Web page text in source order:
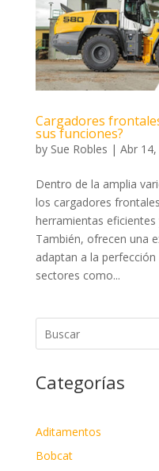
Cargadores
sus funciones?
by Sue Robles | Abr
Dentro de la amplia
los cargadores
herramientas
También, ofrecen una
adaptan a la
sectores como...
Categorías
Aditamentos
Bobcat